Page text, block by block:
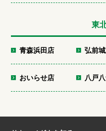
東
青森浜田店 弘前
おいらせ店 八戸